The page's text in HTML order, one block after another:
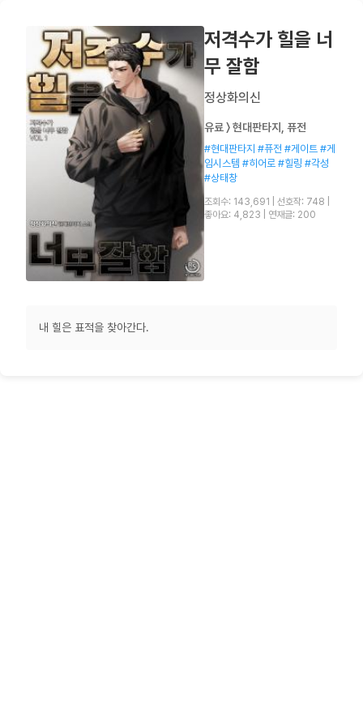
저격수가 힐을 너
무 잘함
정상화의신
유료 〉 현대판타지, 퓨전
#현대판타지 #퓨전 #게이트 #게
임시스템 #히어로 #힐링 #각성
#상태창
조회수: 143,691 선호작: 748
좋아요: 4,823
연재글: 200
내 힐은 표적을 찾아간다.